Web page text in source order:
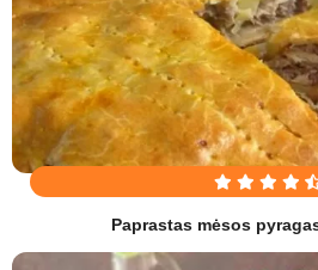
Paprastas mėsos